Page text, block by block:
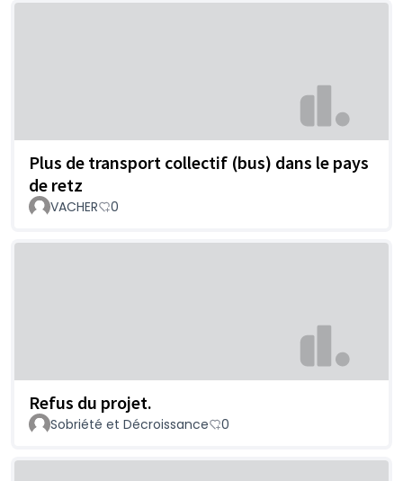
Plus de transport collectif (bus) dans le pays
de retz
VACHER 0
Refus du projet.
Sobriété et Décroissance 0